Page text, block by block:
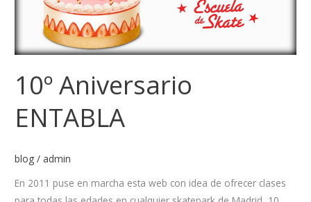
10º Aniversario
ENTABLA
blog / admin
En 2011 puse en marcha esta web con idea de ofrecer clases